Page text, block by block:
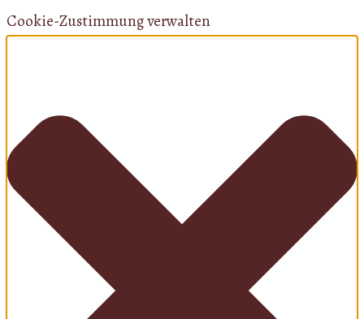
Cookie-Zustimmung verwalten